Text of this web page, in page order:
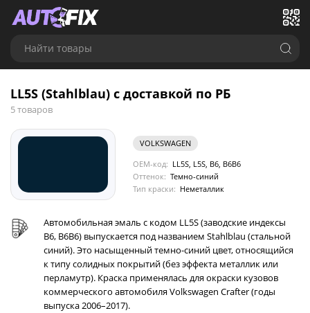
Найти товары
LL5S (Stahlblau) с доставкой по РБ
5 товаров
VOLKSWAGEN
OEM-код: LL5S, L5S, B6, B6B6
Оттенок: Темно-синий
Тип краски: Неметаллик
Автомобильная эмаль с кодом LL5S (заводские индексы
B6, B6B6) выпускается под названием Stahlblau (стальной
синий). Это насыщенный темно-синий цвет, относящийся
к типу солидных покрытий (без эффекта металлик или
перламутр). Краска применялась для окраски кузовов
коммерческого автомобиля Volkswagen Crafter (годы
выпуска 2006–2017).